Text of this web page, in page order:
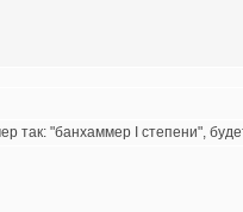
так: "банхаммер I степени",